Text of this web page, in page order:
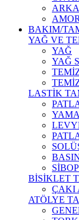
BAKIM/
YAĞ VE
YAĞ
YAĞ
LASTİK
BİSİKLET
ÇAKI
ATÖLYE